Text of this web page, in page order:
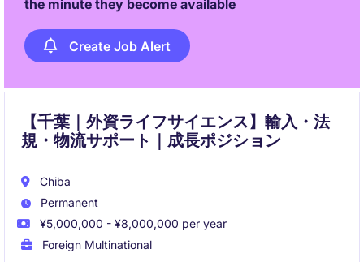
the minute they become available
Create Job Alert
【千葉｜外資ライフサイエンス】輸入・法
規・物流サポート｜成長ポジション
Chiba
Permanent
¥5,000,000 - ¥8,000,000 per year
Foreign Multinational